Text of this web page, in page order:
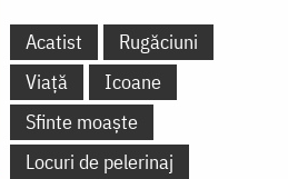
Acatist
Rugăciuni
Viață
Icoane
Sfinte moaște
Locuri de pelerinaj